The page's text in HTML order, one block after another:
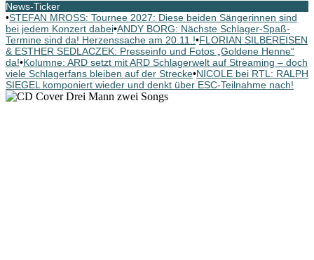
News-Ticker
•STEFAN MROSS: Tournee 2027: Diese beiden Sängerinnen sind
bei jedem Konzert dabei•ANDY BORG: Nächste Schlager-Spaß-
Termine sind da! Herzenssache am 20.11.!•FLORIAN SILBEREISEN
& ESTHER SEDLACZEK: Presseinfo und Fotos „Goldene Henne“
da!•Kolumne: ARD setzt mit ARD Schlagerwelt auf Streaming – doch
viele Schlagerfans bleiben auf der Strecke•NICOLE bei RTL: RALPH
SIEGEL komponiert wieder und denkt über ESC-Teilnahme nach!